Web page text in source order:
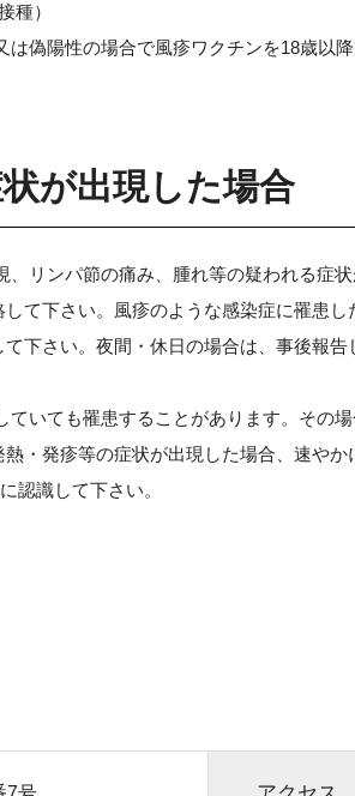
種）
偽陽性の場合で風疹ワクチンを18歳以
が出現した場合
リンパ節の痛み、腫れ等の疑われる症状
て下さい。風疹のような感染症に罹患し
下さい。夜間・休日の場合は、事後報告
いても罹患することがあります。その
・発疹等の症状が出現した場合、速やか
認識して下さい。